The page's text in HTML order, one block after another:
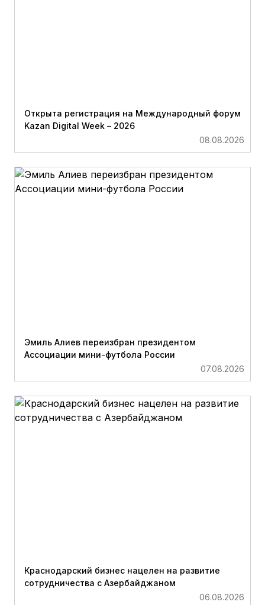
Открыта регистрация на Международный форум
Kazan Digital Week – 2026
08.08.2026
Эмиль Алиев переизбран президентом
Ассоциации мини-футбола России
07.08.2026
Краснодарский бизнес нацелен на развитие
сотрудничества с Азербайджаном
06.08.2026